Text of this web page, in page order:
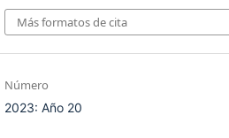
Más formatos de cita
Número
2023: Año 20